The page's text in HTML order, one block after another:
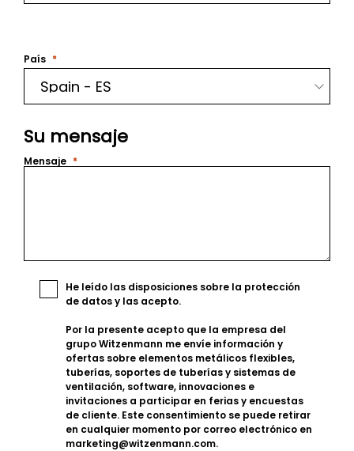
País
Su mensaje
Mensaje
He leído las disposiciones sobre la protección
de datosy las acepto.
Por la presente acepto que la empresa del
grupo Witzenmann me envíe información y
ofertas sobre elementos metálicos flexibles,
tuberías, soportes de tuberías y sistemas de
ventilación, software, innovaciones e
invitaciones a participar en ferias y encuestas
de cliente. Este consentimiento se puede retirar
en cualquier momento por correo electrónico en
marketing@witzenmann.com.